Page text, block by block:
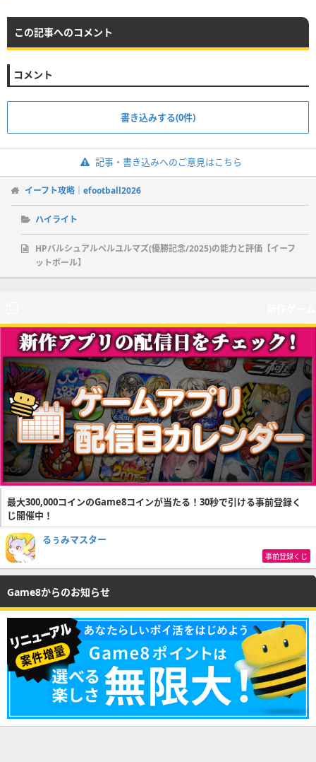
この記事へのコメント
コメント
書き込みする(0件)
記事・書き込みへのご意見はこちら
イーフト攻略｜efootball2026
ハイライト
HPバルシュアルペルユルマズ(優勝記念/2025)の能力と評価【イーフ
ットボール】
最大300,000コインのGame8コインが当たる！30秒で引ける事前登録く
じ開催中！
るぅみマスター
事前登録くじ
Game8からのお知らせ